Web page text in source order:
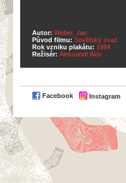
Autor: Weber, Jan
Původ filmu: Sovětský svaz
Rok vzniku plakátu: 1984
Režisér: Aleksandr Alov
Facebook Instagram